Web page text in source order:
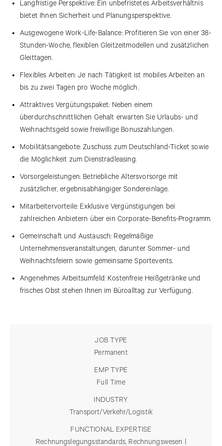
JOB TYPE
Permanent
EMP TYPE
Full Time
INDUSTRY
Transport/Verkehr/Logistik
FUNCTIONAL EXPERTISE
Rechnungslegungsstandards, Rechnungswesen |
Langfristige Perspektive: Ein unbefristetes Arbeitsverhältnis
bietet Ihnen Sicherheit und Planungsperspektive.
Ausgewogene Work-Life-Balance: Profitieren Sie von einer 38-
Stunden-Woche, flexiblen Gleitzeitmodellen und zusätzlichen
Gleittagen.
Flexibles Arbeiten: Je nach Tätigkeit ist mobiles Arbeiten an
bis zu zwei Tagen pro Woche möglich.
Attraktives Vergütungspaket: Neben einem
überdurchschnittlichen Gehalt erwarten Sie Urlaubs- und
Weihnachtsgeld sowie freiwillige Bonuszahlungen.
Mobilitätsangebote: Zuschuss zum Deutschland-Ticket sowie
die Möglichkeit zum Dienstradleasing.
Vorsorgeleistungen: Betriebliche Altersvorsorge mit
zusätzlicher, ergebnisabhängiger Sondereinlage.
Mitarbeitervorteile: Exklusive Vergünstigungen bei
zahlreichen Anbietern über ein Corporate-Benefits-Programm.
Gemeinschaft und Austausch: Regelmäßige
Unternehmensveranstaltungen, darunter Sommer- und
Weihnachtsfeiern sowie gemeinsame Sportevents.
Angenehmes Arbeitsumfeld: Kostenfreie Heißgetränke und
frisches Obst stehen Ihnen im Büroalltag zur Verfügung.